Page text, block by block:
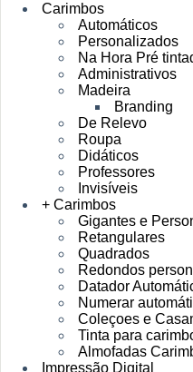
Carimbos
Automáticos
Personalizados
Na Hora Pré
Administrativos
Madeira
Branding
De Relevo
Roupa
Didáticos
Professores
Invisíveis
+ Carimbos
Gigantes e
Retangulares
Quadrados
Redondos
Datador
Numerar
Coleçoes e
Tinta para
Almofadas
Impressão Digital